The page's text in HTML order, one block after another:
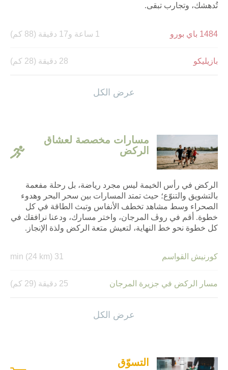
تُدهشك، وتجارب تبقى.
1484 باي بورو 1 ساعة و17 دقيقة (88 كم)
بازيليكو 28 دقيقة (28 كم)
كارما كافيه من بودا-بار 1 دقيقة (700 م)
ليكسينغتون غريل آند بار
ثاندر رود 15 دقيقة (16 كم)
مطعم Ula 8 دقائق (5 كم)
عرض الكل
مسارات مخصصة لعشاق
الركض
الركض في رأس الخيمة ليس مجرد رياضة، بل رحلة مفعمة
بالتشويق والتنوّع؛ حيث تمتد المسارات بين سحر البحر وهدوء
الصحراء وسط مشاهد تخطف الأنفاس وتبث الطاقة في كل
خطوة. أقم في روڤ المرجان، واختر مسارك، ودعنا نرافقك في
كل خطوة نحو خط النهاية، لتعيش متعة الركض ولذة الإنجاز.
كورنيش القواسم 31 min (24 km)
مسار الركض في جزيرة المرجان 25 دقيقة (29 كم)
عرض الكل
التسوّق